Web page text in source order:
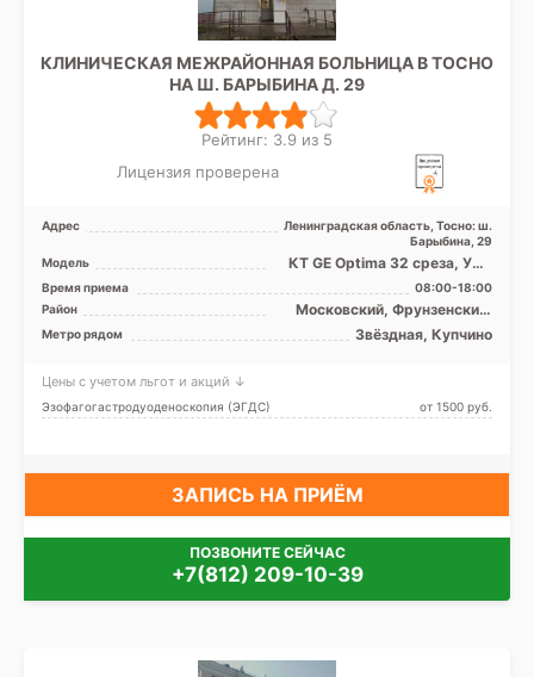
КЛИНИЧЕСКАЯ МЕЖРАЙОННАЯ БОЛЬНИЦА В ТОСНО
НА Ш. БАРЫБИНА Д. 29
Рейтинг: 3.9 из 5
Лицензия проверена
Адрес
Ленинградская область, Тосно: ш.
Барыбина, 29
Модель
КТ GE Optima 32 среза, УЗИ
аппарат, Рентген аппарат
Время приема
08:00-18:00
Район
Московский, Фрунзенский,
Лен. область
Метро рядом Звёздная, Купчино
Цены с учетом льгот и акций ↓
Эзофагогастродуоденоскопия (ЭГДС) от 1500 pуб.
ЗАПИСЬ НА ПРИЁМ
ПОЗВОНИТЕ СЕЙЧАС
+7(812) 209-10-39